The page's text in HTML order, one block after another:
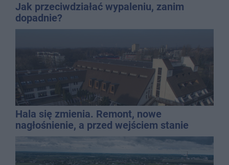
Jak przeciwdziałać wypaleniu, zanim
dopadnie?
Hala się zmienia. Remont, nowe
nagłośnienie, a przed wejściem stanie
QEMETICA ARENA